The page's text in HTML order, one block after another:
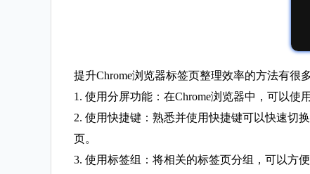
提升Chrome浏览器标签页整理效率的方法有很
1. 使用分屏功能：在Chrome浏览器中，可以
2. 使用快捷键：熟悉并使用快捷键可以快速切
页。
3. 使用标签组：将相关的标签页分组，可以方